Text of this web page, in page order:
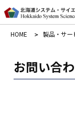
HOME 製品・サー
お問い合